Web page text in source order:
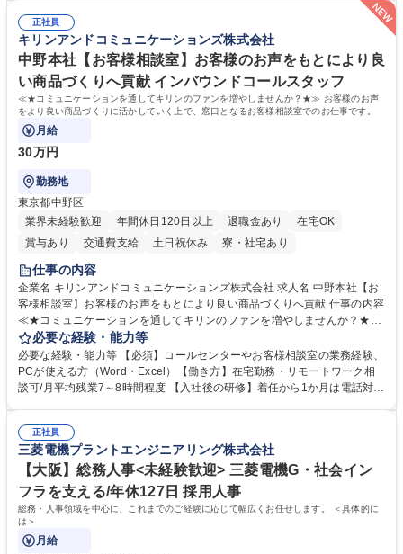
★メンバーがマンツーマンで丁寧に教えるため、ご経験が浅くても安心！
幅広く経験を積みたい意欲がある方に最適な環境です。 募集職種 【総
務・人事】未経験歓迎/日立グループ/組織運営を支えるゼネラリストを目
指す
マネジメント職として活躍したい 【尚可】■人事、労務、採用、教育業務
のご経験 ■労務管理（給与計算・社会保険手続き・勤怠管理など）の経験
■衛生管理者の資格をお持ちの方 学歴・資格 学歴：大学院 大学 高専 短大
専修学校 高校 語学力： 資格：
正社員
キリンアンドコミュニケーションズ株式会社
中野本社【お客様相談室】お客様のお声をもとにより良
い商品づくりへ貢献 インバウンドコールスタッフ
≪★コミュニケーションを通してキリンのファンを増やしませんか？★≫ お客様のお声
をより良い商品づくりに活かしていく上で、窓口となるお客様相談室でのお仕事です。
月給
30万円
勤務地
東京都中野区
業界未経験歓迎
年間休日120日以上 退職金あり
在宅OK
賞与あり
交通費支給 土日祝休み 寮・社宅あり
仕事の内容
企業名 キリンアンドコミュニケーションズ株式会社 求人名 中野本社【お
客様相談室】お客様のお声をもとにより良い商品づくりへ貢献 仕事の内容
≪★コミュニケーションを通してキリンのファンを増やしませんか？★≫
お客様のお声をより良い商品づくりに活かしていく上で、窓口となるお客
様相談室でのお仕事です。 日々お客様からいただくキリングループへのご
意見を、企業活動に活かしています。お客様からの声に迅速かつ誠意をも
って対応、情報提供するとともにグループ内活動に反映しています。 【具
平均100件前後■メール・手紙：同上40件前後 募集職種 中野本社【お客様
相談室】お客様のお声をもとにより良い商品づくりへ貢献
必要な経験・能力等
必要な経験・能力等 【必須】コールセンターやお客様相談室の業務経験、
PCが使える方（Word・Excel）【働き方】在宅勤務・リモートワーク相
談可/月平均残業7～8時間程度 【入社後の研修】着任から1か月は電話対応
すのでご安心ください。 【当社について】キリングループの広報機能を担
う会社として、お客様との出会いを大切にし、磨き上げたホスピタリティ
を込めてコミュニケーションをとりながら広報関連業務を行っておりま
す。 学歴・資格 学歴：大学院 大学 高専 短大 専修学校 高校 語学力： 資
格：
正社員
三菱電機プラントエンジニアリング株式会社
【大阪】総務人事<未経験歓迎> 三菱電機G・社会イン
フラを支える/年休127日 採用人事
総務・人事領域を中心に、これまでのご経験に応じて幅広くお任せします。 ＜具体的に
は＞
月給